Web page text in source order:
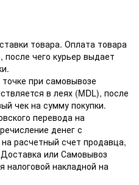
товара. Оплата товара
чего курьер выдает
при самовывозе
в леях (MDL), после
чек на сумму покупки.
перевода на
денег с
расчетный счет продавца,
или Самовывоз
налоговой накладной на